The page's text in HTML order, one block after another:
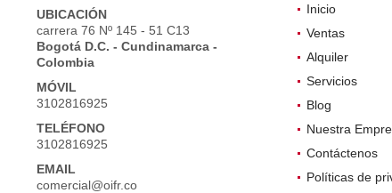
UBICACIÓN
carrera 76 Nº 145 - 51 C13
Bogotá D.C. - Cundinamarca -
Colombia
MÓVIL
3102816925
TELÉFONO
3102816925
EMAIL
comercial@oifr.co
Inicio
Ventas
Alquiler
Servicios
Blog
Nuestra
Contáctenos
Políticas de